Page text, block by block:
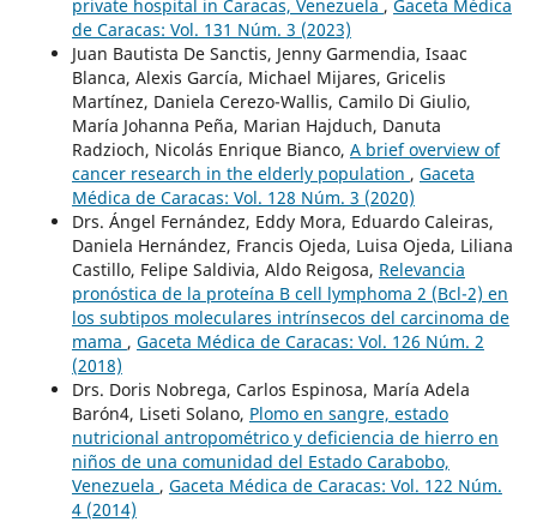
private hospital in Caracas, Venezuela , Gaceta Médica
de Caracas: Vol. 131 Núm. 3 (2023)
Juan Bautista De Sanctis, Jenny Garmendia, Isaac
Blanca, Alexis García, Michael Mijares, Gricelis
Martínez, Daniela Cerezo-Wallis, Camilo Di Giulio,
María Johanna Peña, Marian Hajduch, Danuta
Radzioch, Nicolás Enrique Bianco, A brief overview of
cancer research in the elderly population , Gaceta
Médica de Caracas: Vol. 128 Núm. 3 (2020)
Drs. Ángel Fernández, Eddy Mora, Eduardo Caleiras,
Daniela Hernández, Francis Ojeda, Luisa Ojeda, Liliana
Castillo, Felipe Saldivia, Aldo Reigosa, Relevancia
pronóstica de la proteína B cell lymphoma 2 (Bcl-2) en
los subtipos moleculares intrínsecos del carcinoma de
mama , Gaceta Médica de Caracas: Vol. 126 Núm. 2
(2018)
Drs. Doris Nobrega, Carlos Espinosa, María Adela
Barón4, Liseti Solano, Plomo en sangre, estado
nutricional antropométrico y deficiencia de hierro en
niños de una comunidad del Estado Carabobo,
Venezuela , Gaceta Médica de Caracas: Vol. 122 Núm.
4 (2014)